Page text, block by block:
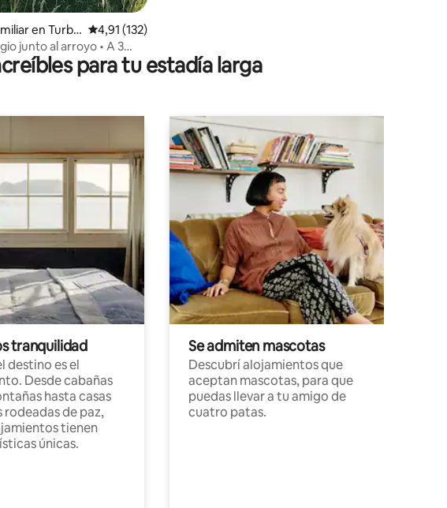
en Turbe Calificación promedio: 4,91 de 5. 132 evaluaciones
4,91 (132)
junto al arroyo • A 3
tren
para tu estadía larga
tranquilidad
destino es el
Desde cabañas
hasta casas
de paz,
tienen
únicas.
Se admiten mascotas
Descubrí alojamientos que
aceptan mascotas, para que
puedas llevar a tu amigo de
cuatro patas.